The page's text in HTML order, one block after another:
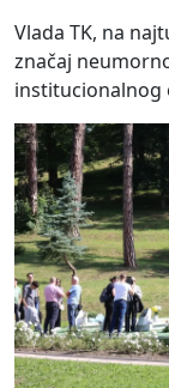
Vlada TK, na
značaj
institucionalnog